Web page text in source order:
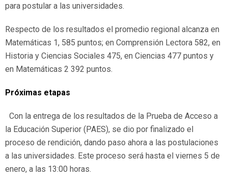
para postular a las universidades.
Respecto de los resultados el promedio regional alcanza en
Matemáticas 1, 585 puntos; en Comprensión Lectora 582, en
Historia y Ciencias Sociales 475, en Ciencias 477 puntos y
en Matemáticas 2 392 puntos.
Próximas etapas
Con la entrega de los resultados de la Prueba de Acceso a
la Educación Superior (PAES), se dio por finalizado el
proceso de rendición, dando paso ahora a las postulaciones
a las universidades. Este proceso será hasta el viernes 5 de
enero, a las 13:00 horas.